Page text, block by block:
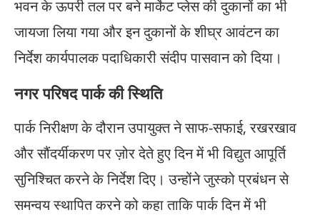
भवन के ऊपरी तल पर बने मार्केट प्लेस की दुकानों का भी
जायजा लिया गया और इन दुकानों के शीघ्र आवंटन का
निर्देश कार्यपालक पदाधिकारी संदीप पासवान को दिया।
नगर परिषद पार्क की स्थिति
पार्क निरीक्षण के दौरान उपायुक्त ने साफ-सफाई, रखरखाव
और सौंदर्यीकरण पर ज़ोर देते हुए दिन में भी विद्युत आपूर्ति
सुनिश्चित करने के निर्देश दिए। उन्होंने जुस्को प्रबंधन से
समन्वय स्थापित करने को कहा ताकि पार्क दिन में भी